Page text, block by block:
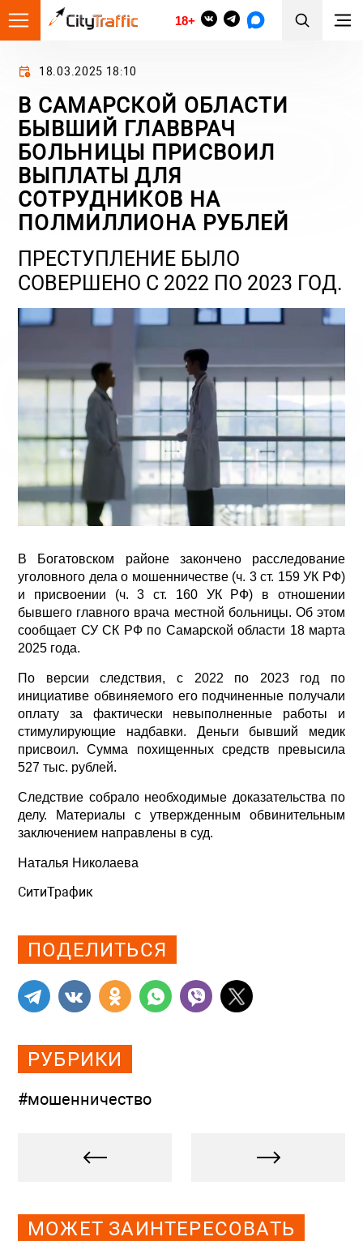
18+
18.03.2025 18:10
В САМАРСКОЙ ОБЛАСТИ
БЫВШИЙ ГЛАВВРАЧ
БОЛЬНИЦЫ ПРИСВОИЛ
ВЫПЛАТЫ ДЛЯ
СОТРУДНИКОВ НА
ПОЛМИЛЛИОНА РУБЛЕЙ
ПРЕСТУПЛЕНИЕ БЫЛО
СОВЕРШЕНО С 2022 ПО 2023 ГОД.
В Богатовском районе закончено расследование
уголовного дела о мошенничестве (ч. 3 ст. 159 УК РФ)
и присвоении (ч. 3 ст. 160 УК РФ) в отношении
бывшего главного врача местной больницы. Об этом
сообщает СУ СК РФ по Самарской области 18 марта
2025 года.
По версии следствия, с 2022 по 2023 год по
инициативе обвиняемого его подчиненные получали
оплату за фактически невыполненные работы и
стимулирующие надбавки. Деньги бывший медик
присвоил. Сумма похищенных средств превысила
527 тыс. рублей.
Следствие собрало необходимые доказательства по
делу. Материалы с утвержденным обвинительным
заключением направлены в суд.
Наталья Николаева
СитиТрафик
ПОДЕЛИТЬСЯ
РУБРИКИ
#мошенничество
МОЖЕТ ЗАИНТЕРЕСОВАТЬ